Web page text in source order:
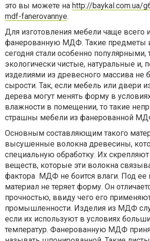
это вы можете на http://baykal.com.ua/
mdf-fanerovannye.
Для изготовления мебели чаще всего
фанерованную МДФ. Такие предметы
сегодня стали особенно популярными,
экологически чистые, натуральные и,
изделиями из древесного массива не
сырости. Так, если мебель или двери
дерева могут менять форму в
влажности в помещении, то такие
страшны мебели из фанерованной
Основным составляющим такого
высушенные волокна древесины,
специальную обработку. Их
веществ, которые эти волокна
фактора МДФ не боится влаги. Под ее
материал не теряет форму. Он
прочностью, ввиду чего его
промышленности. Изделия из МДФ
если их используют в условиях
температур. Фанерованную МДФ